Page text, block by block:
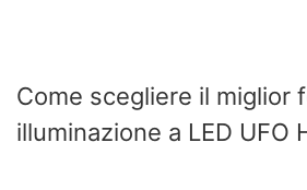
Come scegliere il miglior
illuminazione a LED UFO